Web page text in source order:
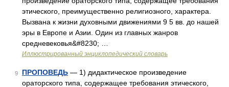
этического, преимущественно религиозного, характера.
Вызвана к жизни духовными движениями 9 5 вв. до нашей
эры в Европе и Азии. Один из главных жанров
средневековья&#8230; …
Иллюстрированный энциклопедический словарь
9 ПРОПОВЕДЬ — 1) дидактическое произведение
ораторского типа, содержащее требования этического,